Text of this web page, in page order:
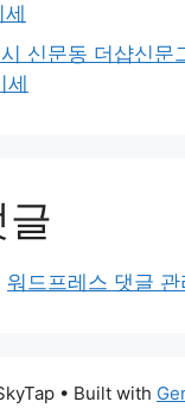
신문동 더샵신문
세
워드프레스 댓글 관
• Built with